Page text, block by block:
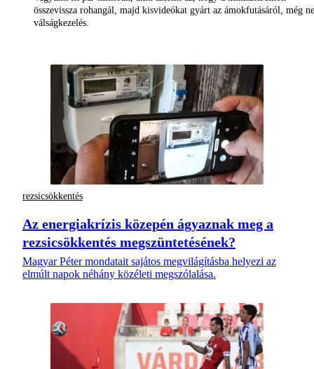
összevissza rohangál, majd kisvideókat gyárt az ámokfutásáról, még
válságkezelés.
rezsicsökkentés
Az energiakrízis közepén ágyaznak meg a
rezsicsökkentés megszüntetésének?
Magyar Péter mondatait sajátos megvilágításba helyezi az
elmúlt napok néhány közéleti megszólalása.